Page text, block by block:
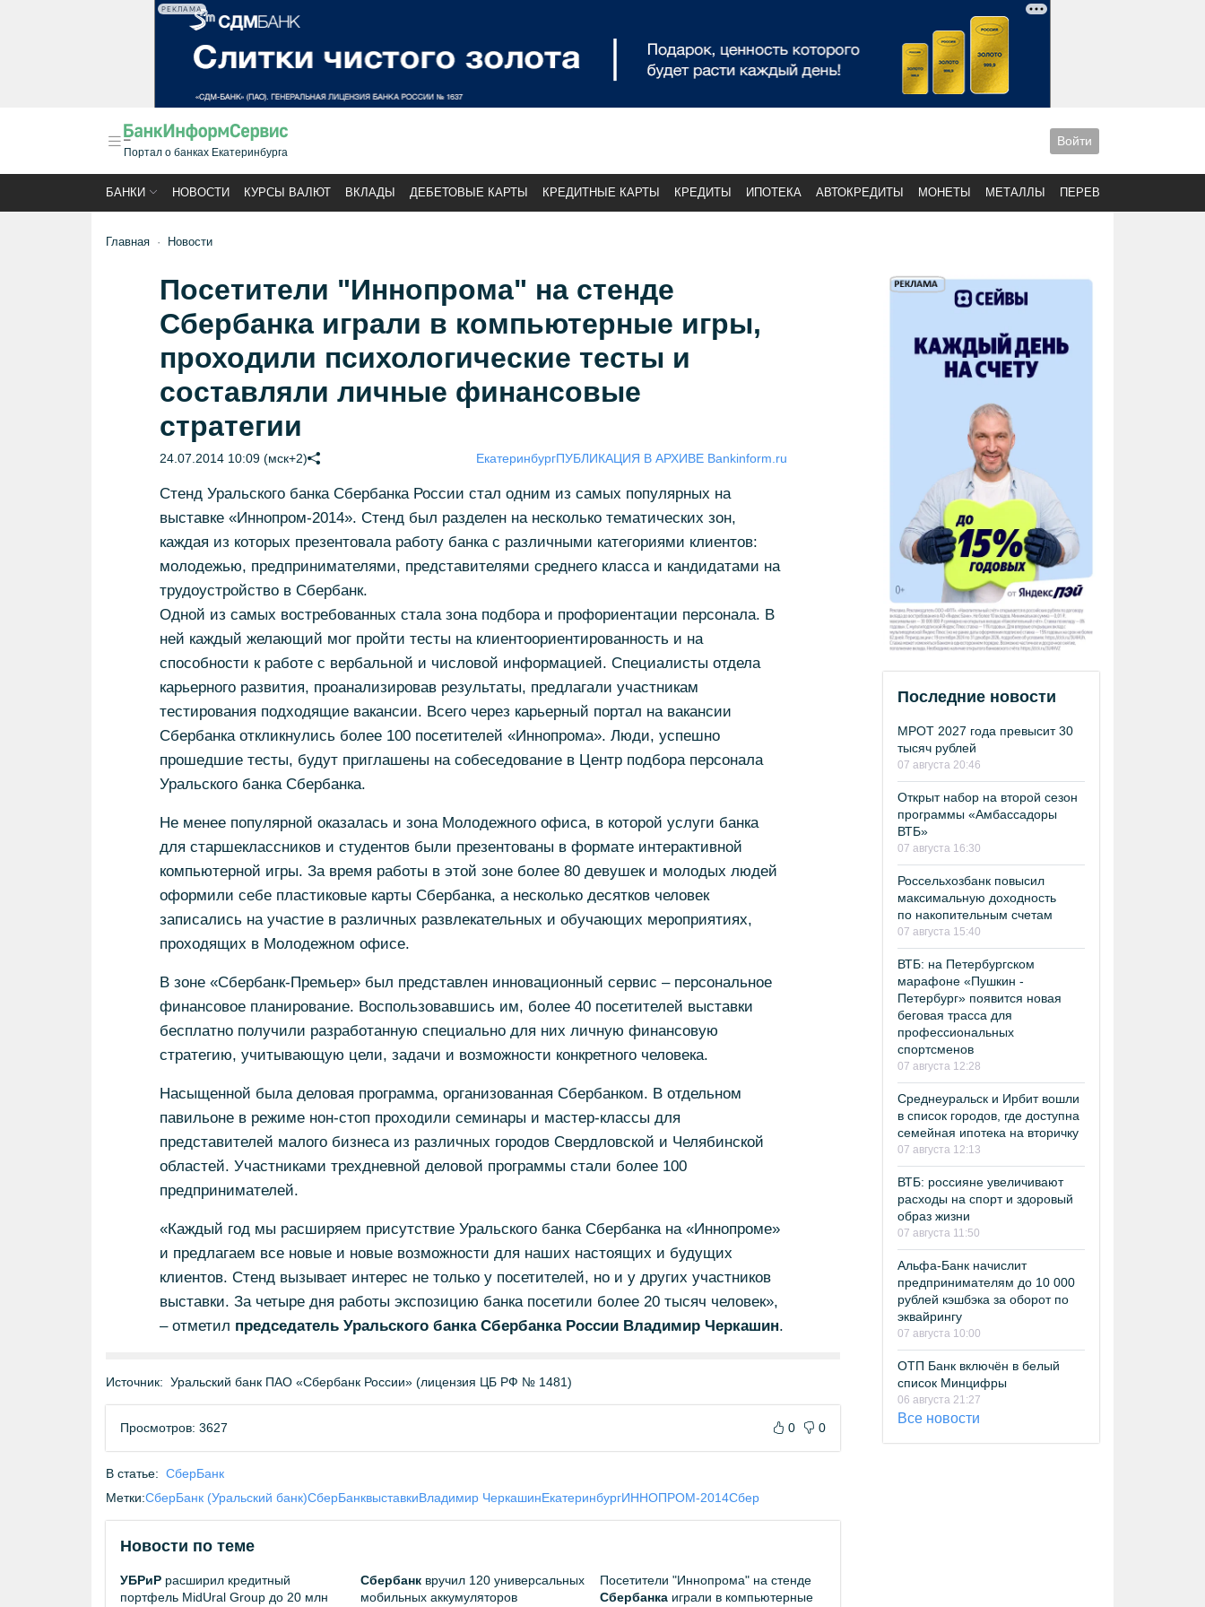
РЕКЛАМА
Портал о банках Екатеринбурга
Войти
БАНКИ НОВОСТИ КУРСЫ ВАЛЮТ ВКЛАДЫ ДЕБЕТОВЫЕ КАРТЫ КРЕДИТНЫЕ КАРТЫ КРЕДИТЫ ИПОТЕКА АВТОКРЕДИТЫ МОНЕТЫ МЕТАЛЛЫ ПЕРЕВОДЫ
Главная Новости
Посетители "Иннопрома" на стенде
Сбербанка играли в компьютерные игры,
проходили психологические тесты и
составляли личные финансовые
стратегии
24.07.2014 10:09 (мск+2) ЕкатеринбургПУБЛИКАЦИЯ В АРХИВЕ Bankinform.ru
Стенд Уральского банка Сбербанка России стал одним из самых популярных на
выставке «Иннопром-2014». Стенд был разделен на несколько тематических зон,
каждая из которых презентовала работу банка с различными категориями клиентов:
молодежью, предпринимателями, представителями среднего класса и кандидатами на
трудоустройство в Сбербанк.
Одной из самых востребованных стала зона подбора и профориентации персонала. В
ней каждый желающий мог пройти тесты на клиентоориентированность и на
способности к работе с вербальной и числовой информацией. Специалисты отдела
карьерного развития, проанализировав результаты, предлагали участникам
тестирования подходящие вакансии. Всего через карьерный портал на вакансии
Сбербанка откликнулись более 100 посетителей «Иннопрома». Люди, успешно
прошедшие тесты, будут приглашены на собеседование в Центр подбора персонала
Уральского банка Сбербанка.
Не менее популярной оказалась и зона Молодежного офиса, в которой услуги банка
для старшеклассников и студентов были презентованы в формате интерактивной
компьютерной игры. За время работы в этой зоне более 80 девушек и молодых людей
оформили себе пластиковые карты Сбербанка, а несколько десятков человек
записались на участие в различных развлекательных и обучающих мероприятиях,
проходящих в Молодежном офисе.
В зоне «Сбербанк-Премьер» был представлен инновационный сервис – персональное
финансовое планирование. Воспользовавшись им, более 40 посетителей выставки
бесплатно получили разработанную специально для них личную финансовую
стратегию, учитывающую цели, задачи и возможности конкретного человека.
Насыщенной была деловая программа, организованная Сбербанком. В отдельном
павильоне в режиме нон-стоп проходили семинары и мастер-классы для
представителей малого бизнеса из различных городов Свердловской и Челябинской
областей. Участниками трехдневной деловой программы стали более 100
предпринимателей.
«Каждый год мы расширяем присутствие Уральского банка Сбербанка на «Иннопроме»
и предлагаем все новые и новые возможности для наших настоящих и будущих
клиентов. Стенд вызывает интерес не только у посетителей, но и у других участников
выставки. За четыре дня работы экспозицию банка посетили более 20 тысяч человек»,
– отметил председатель Уральского банка Сбербанка России Владимир Черкашин.
Источник: Уральский банк ПАО «Сбербанк России» (лицензия ЦБ РФ № 1481)
Просмотров: 3627 0 0
В статье: СберБанк
Метки:СберБанк (Уральский банк)СберБанквыставкиВладимир ЧеркашинЕкатеринбургИННОПРОМ-2014Сбер
Новости по теме
УБРиР расширил кредитный
портфель MidUral Group до 20 млн
Сбербанквручил 120 универсальных
мобильных аккумуляторов
Посетители "Иннопрома" на стенде
Сбербанка играли в компьютерные
Последние новости
МРОТ 2027 года превысит 30
тысяч рублей
07 августа 20:46
Открыт набор на второй сезон
программы «Амбассадоры
ВТБ»
07 августа 16:30
Россельхозбанк повысил
максимальную доходность
по накопительным счетам
07 августа 15:40
ВТБ: на Петербургском
марафоне «Пушкин -
Петербург» появится новая
беговая трасса для
профессиональных
спортсменов
07 августа 12:28
Среднеуральск и Ирбит вошли
в список городов, где доступна
семейная ипотека на вторичку
07 августа 12:13
ВТБ: россияне увеличивают
расходы на спорт и здоровый
образ жизни
07 августа 11:50
Альфа-Банк начислит
предпринимателям до 10 000
рублей кэшбэка за оборот по
эквайрингу
07 августа 10:00
ОТП Банк включён в белый
список Минцифры
06 августа 21:27
Все новости